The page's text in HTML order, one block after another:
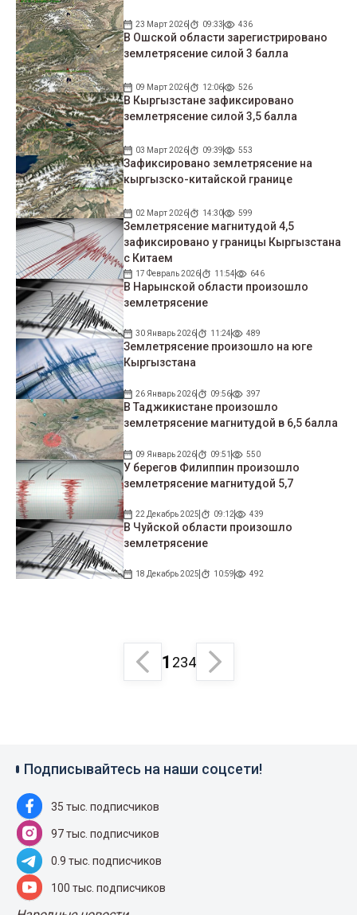
23 Март 2026 09:33 436
В Ошской области зарегистрировано
землетрясение силой 3 балла
09 Март 2026 12:06 526
В Кыргызстане зафиксировано
землетрясение силой 3,5 балла
03 Март 2026 09:39 553
Зафиксировано землетрясение на
кыргызско-китайской границе
02 Март 2026 14:30 599
Землетрясение магнитудой 4,5
зафиксировано у границы Кыргызстана
с Китаем
17 Февраль 2026 11:54 646
В Нарынской области произошло
землетрясение
30 Январь 2026 11:24 489
Землетрясение произошло на юге
Кыргызстана
26 Январь 2026 09:56 397
В Таджикистане произошло
землетрясение магнитудой в 6,5 балла
09 Январь 2026 09:51 550
У берегов Филиппин произошло
землетрясение магнитудой 5,7
22 Декабрь 2025 09:12 439
В Чуйской области произошло
землетрясение
18 Декабрь 2025 10:59 492
1 234
Подписывайтесь на наши соцсети!
35 тыс. подписчиков
97 тыс. подписчиков
0.9 тыс. подписчиков
100 тыс. подписчиков